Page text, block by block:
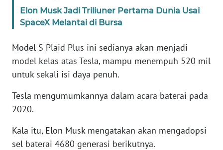
Elon Musk Jadi Triliuner Pertama Dunia Usai
SpaceX Melantai di Bursa
Model S Plaid Plus ini sedianya akan menjadi
model kelas atas Tesla, mampu menempuh 520 mil
untuk sekali isi daya penuh.
Tesla mengumumkannya dalam acara baterai pada
2020.
Kala itu, Elon Musk mengatakan akan mengadopsi
sel baterai 4680 generasi berikutnya.
KONTAK
INFO
TENTANG
KAMI
PEDOMAN
MEDIA